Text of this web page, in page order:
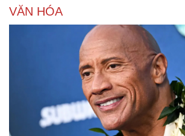
Dinh dưỡng - món ngon
Cây thuốc
Làm đẹp - giảm cân
Phòng mạch online
Ăn sạch sống khỏe
Tình yêu -
VĂN HÓA